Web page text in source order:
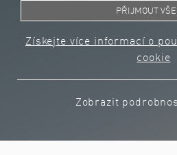
Ochrana údajů
Všeobecné
Mapa stránek
PŘIJMOUT
Získejte více informací o
cookie
Zobrazit